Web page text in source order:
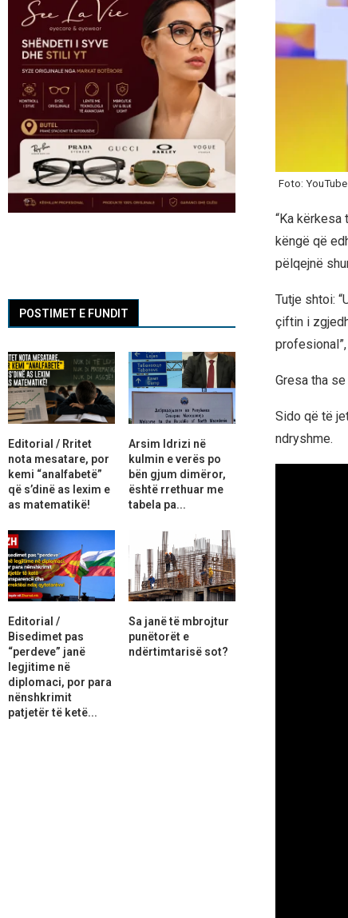
Foto: YouTube
“Ka kërkesa
këngë që
pëlqejnë
Tutje shtoi:
çiftin i
Gresa tha
Sido që të
ndryshme.
POSTIMET E FUNDIT
Editorial / Rritet
nota mesatare, por
kemi “analfabetë”
që s’dinë as lexim e
as matematikë!
Arsim Idrizi në
kulmin e verës po
bën gjum dimëror,
është rrethuar me
tabela pa...
Editorial /
Bisedimet pas
“perdeve” janë
legjitime në
diplomaci, por para
nënshkrimit
patjetër të ketë...
Sa janë të mbrojtur
punëtorët e
ndërtimtarisë sot?